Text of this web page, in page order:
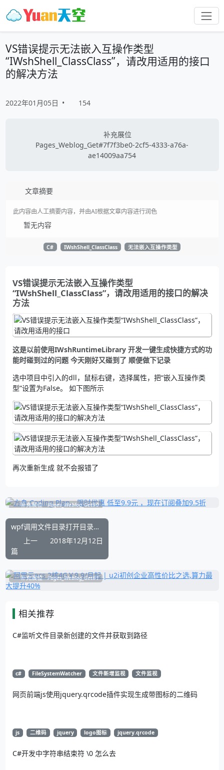
VS错误提示无法嵌入互操作类型
“IWshShell_ClassClass”，请改用适用的接口
的解决方法
2022年01月05日 • 154
补充展位
Pages_Weblog_Get#7f7f3be0-2cf5-4333-a76a-
ae14009aa754
文章摘要
此内容由人工摘要内容，并由AI根据文章内容进行润色
暂无内容
C# IWshShell_ClassClass 无法嵌入互操作类型
VS错误提示无法嵌入互操作类型
“IWshShell_ClassClass”，请改用适用的接口的解决
方法
这是以前使用IWshRuntimeLibrary 开发一键生成快捷方式的功
能时碰到过的问题 今天刚好又碰到了 顺便做下记录
选中项目中引入的dll，鼠标右键，选择属性，把“嵌入互操作类
型”设置为False。 如下图所示
再次重新生成 就不会报错了
补充展位 Pages_Weblog_Get#0
wpf调用文件目录打开目录选择对话框
上一
篇
2018年12月12日
补充展位 Pages_Weblog_Get#1
相关推荐
C#监听文件目录新创建的文件并获取到路径
c# FileSystemWatcher 文件新增监视 文件监视
网页前端js使用jquery.qrcode插件实现生成带图标的二维码
js 二维码 jquery logo图标 jquery.qrcode
C#开发中字符串结束符 \0 怎么去